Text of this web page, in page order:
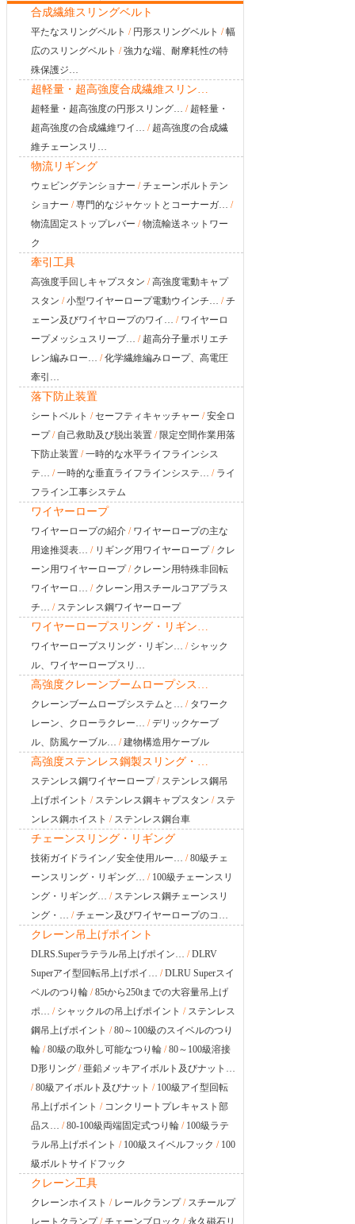
合成繊維スリングベルト
平たなスリングベルト / 円形スリングベルト /幅
広のスリングベルト /強力な端、耐摩耗性の特
殊保護ジ…
超軽量・超高強度合成繊維スリン…
超軽量・超高強度の円形スリング… / 超軽量・
超高強度の合成繊維ワイ… / 超高強度の合成繊
維チェーンスリ…
物流リギング
ウェビングテンショナー /チェーンボルトテン
ショナー /専門的なジャケットとコーナーガ… /
物流固定ストップレバー /物流輸送ネットワー
ク
牽引工具
高強度手回しキャプスタン /高強度電動キャプ
スタン /小型ワイヤーロープ電動ウインチ… /チ
ェーン及びワイヤロープのワイ… / ワイヤーロ
ープメッシュスリーブ… / 超高分子量ポリエチ
レン編みロー… /化学繊維編みロープ、高電圧
牽引…
落下防止装置
シートベルト /セーフティキャッチャー /安全ロ
ープ/ 自己救助及び脱出装置 / 限定空間作業用落
下防止装置 /一時的な水平ライフラインシス
テ… /一時的な垂直ライフラインシステ… / ライ
フライン工事システム
ワイヤーロープ
ワイヤーロープの紹介 / ワイヤーロープの主な
用途推奨表… / リギング用ワイヤーロープ/ クレ
ーン用ワイヤーロープ/ クレーン用特殊非回転
ワイヤーロ… / クレーン用スチールコアプラス
チ… / ステンレス鋼ワイヤーロープ
ワイヤーロープスリング・リギン…
ワイヤーロープスリング・リギン… / シャック
ル、ワイヤーロープスリ…
高強度クレーンブームロープシス…
クレーンブームロープシステムと… / タワーク
レーン、クローラクレー… /デリックケーブ
ル、防風ケーブル… /建物構造用ケーブル
高強度ステンレス鋼製スリング・…
ステンレス鋼ワイヤーロープ/ ステンレス鋼吊
上げポイント / ステンレス鋼キャプスタン / ステ
ンレス鋼ホイスト / ステンレス鋼台車
チェーンスリング・リギング
技術ガイドライン／安全使用ルー… /80級チェ
ーンスリング・リギング… / 100級チェーンスリ
ング・リギング… / ステンレス鋼チェーンスリ
ング・… /チェーン及びワイヤーロープのコ…
クレーン吊上げポイント
DLRS.Superラテラル吊上げポイン… /DLRV
Superアイ型回転吊上げポイ… /DLRU Superスイ
ベルのつり輪 /85tから250tまでの大容量吊上げ
ポ… / シャックルの吊上げポイント / ステンレス
鋼吊上げポイント /80～100級のスイベルのつり
輪 /80級の取外し可能なつり輪 /80～100級溶接
D形リング / 亜鉛メッキアイボルト及びナット…
/80級アイボルト及びナット / 100級アイ型回転
吊上げポイント / コンクリートプレキャスト部
品ス… /80-100級両端固定式つり輪 / 100級ラテ
ラル吊上げポイント / 100級スイベルフック / 100
級ボルトサイドフック
クレーン工具
クレーンホイスト / レールクランプ/ スチールプ
レートクランプ/チェーンブロック /永久磁石リ